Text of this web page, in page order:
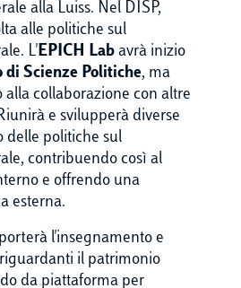
alla Luiss. Nel DISP,
alle politiche sul
L'EPICH Lab avrà inizio
di Scienze Politiche, ma
alla collaborazione con altre
e svilupperà diverse
delle politiche sul
contribuendo così al
e offrendo una
esterna.
l'insegnamento e
il patrimonio
da piattaforma per